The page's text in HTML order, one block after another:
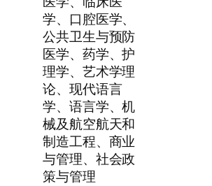
学、口腔医学、
公共卫生与预防
医学、药学、护
理学、艺术学理
论、现代语言
学、语言学、机
械及航空航天和
制造工程、商业
与管理、社会政
策与管理